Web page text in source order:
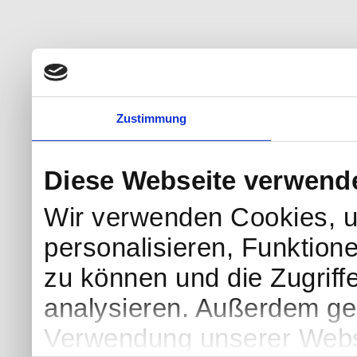
Zustimmung
Diese Webseite
Wir verwenden Cookies,
personalisieren,
zu können und die
analysieren. Außerdem
Verwendung unserer